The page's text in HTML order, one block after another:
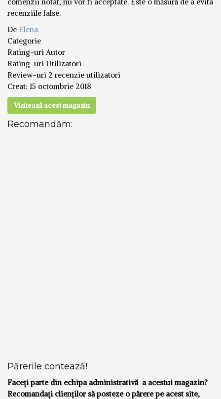
recenziile false.
De Elena
Categorie
Rating-uri Autor
Rating-uri Utilizatori
Review-uri 2 recenzie utilizatori
Creat: 15 octombrie 2018
Vizitează acest magazin
Recomandăm:
Părerile contează!
Faceți parte din echipa administrativă a acestui magazin?
Recomandați clienților să posteze o părere pe acest site,